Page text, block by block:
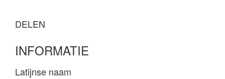
DELEN
INFORMATIE
Latijnse naam